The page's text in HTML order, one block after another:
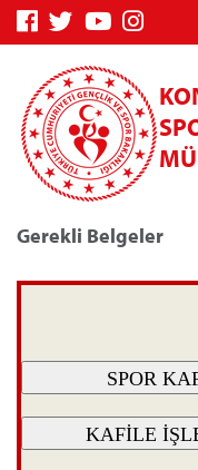
Gerekli Belgeler
Kredi/Yurt E-